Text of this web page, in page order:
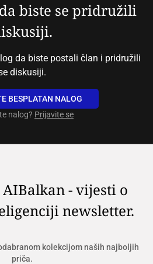
biste se pridružili
da biste postali član i pridružili
diskusiji.
BESPLATAN NALOG
nalog? Prijavite se
- vijesti o
newsletter.
kolekcijom naših najboljih
priča.